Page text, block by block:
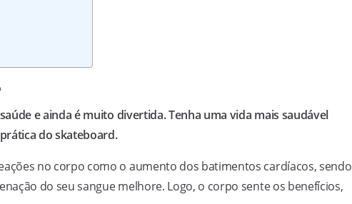
e ainda é muito divertida. Tenha uma vida mais saudável
do skateboard.
no corpo como o aumento dos batimentos cardíacos, sendo
do seu sangue melhore. Logo, o corpo sente os benefícios,